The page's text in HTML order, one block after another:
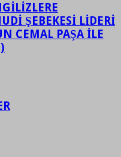
ŞEBEKESİ LİDERİ
CEMAL PAŞA İLE